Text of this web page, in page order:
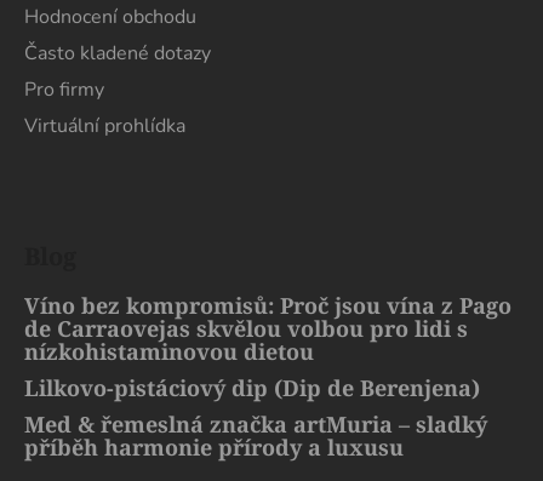
Hodnocení obchodu
Často kladené dotazy
Pro firmy
Virtuální prohlídka
Víno bez kompromisů: Proč jsou vína z Pago
de Carraovejas skvělou volbou pro lidi s
nízkohistaminovou dietou
Lilkovo-pistáciový dip (Dip de Berenjena)
Med & řemeslná značka artMuria – sladký
příběh harmonie přírody a luxusu